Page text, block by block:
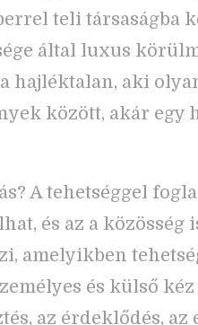
teli társaságba
által luxus
hajléktalan, aki
között, akár egy
A tehetséggel
és az a közösség
amelyikben
és külső
az érdeklődés, az